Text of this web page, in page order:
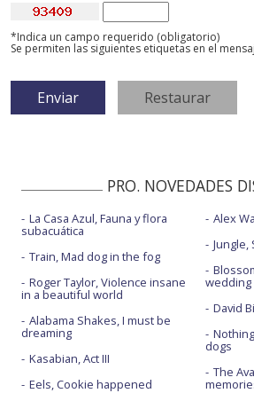
*Indica un campo requerido (obligatorio)
Se permiten las siguientes etiquetas en el
PRO. NOVEDADES
La Casa Azul, Fauna y flora
subacuática
Train, Mad dog in the fog
Roger Taylor, Violence insane
in a beautiful world
Alabama Shakes, I must be
dreaming
Kasabian, Act III
Eels, Cookie happened
Alex
Jungle,
wedding
David
dogs
The